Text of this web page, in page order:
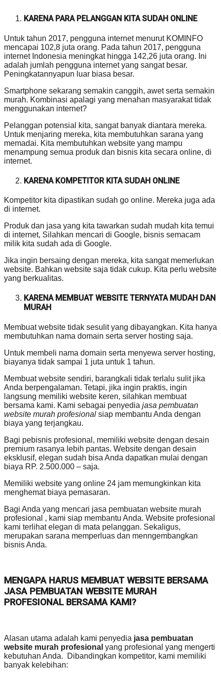
KARENA PARA PELANGGAN KITA SUDAH ONLINE
Untuk tahun 2017, pengguna internet menurut KOMINFO
mencapai 102,8 juta orang. Pada tahun 2017, pengguna
internet Indonesia meningkat hingga 142,26 juta orang. Ini
adalah jumlah pengguna internet yang sangat besar.
Peningkatannyapun luar biasa besar.
Smartphone sekarang semakin canggih, awet serta semakin
murah. Kombinasi apalagi yang menahan masyarakat tidak
menggunakan internet?
Pelanggan potensial kita, sangat banyak diantara mereka.
Untuk menjaring mereka, kita membutuhkan sarana yang
memadai. Kita membutuhkan website yang mampu
menampung semua produk dan bisnis kita secara online, di
internet.
KARENA KOMPETITOR KITA SUDAH ONLINE
Kompetitor kita dipastikan sudah go online. Mereka juga ada
di internet.
Produk dan jasa yang kita tawarkan sudah mudah kita temui
di internet, Silahkan mencari di Google, bisnis semacam
milik kita sudah ada di Google.
Jika ingin bersaing dengan mereka, kita sangat memerlukan
website. Bahkan website saja tidak cukup. Kita perlu website
yang berkualitas.
KARENA MEMBUAT WEBSITE TERNYATA MUDAH DAN
MURAH
Membuat website tidak sesulit yang dibayangkan. Kita hanya
membutuhkan nama domain serta server hosting saja.
Untuk membeli nama domain serta menyewa server hosting,
biayanya tidak sampai 1 juta untuk 1 tahun.
Membuat website sendiri, barangkali tidak terlalu sulit jika
Anda berpengalaman. Tetapi, jika ingin praktis, ingin
langsung memiliki website keren, silahkan membuat
bersama kami. Kami sebagai penyedia jasa pembuatan
website murah profesional siap membantu Anda dengan
biaya yang terjangkau.
Bagi pebisnis profesional, memiliki website dengan desain
premium rasanya lebih pantas. Website dengan desain
eksklusif, elegan sudah bisa Anda dapatkan mulai dengan
biaya RP. 2.500.000 – saja.
Memiliki website yang online 24 jam memungkinkan kita
menghemat biaya pemasaran.
Bagi Anda yang mencari jasa pembuatan website murah
profesional , kami siap membantu Anda. Website profesional
kami terlihat elegan di mata pelanggan. Sekaligus,
merupakan sarana memperluas dan menngembangkan
bisnis Anda.
MENGAPA HARUS MEMBUAT WEBSITE BERSAMA
JASA PEMBUATAN WEBSITE MURAH
PROFESIONAL BERSAMA KAMI?
Alasan utama adalah kami penyedia jasa pembuatan
website murah profesional yang profesional yang mengerti
kebutuhan Anda. Dibandingkan kompetitor, kami memiliki
banyak kelebihan: